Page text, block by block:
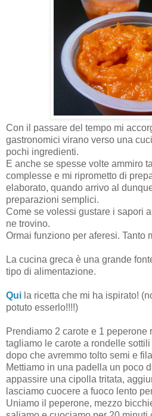
Con il passare del tempo mi
gastronomici virano verso una
pochi ingredienti.
E anche se spesse volte ammiro
complesse e mi riprometto di
elaborato, quando arrivo al
preparazioni semplici.
Come se volessi gustare i sapori
ne trovino.
Ormai funziono per aferesi. Tanto
La cucina greca è una grande
tipo di alimentazione.
Qui la ricetta che mi ha ispirato!
potuto esserlo!!!!)
Prendiamo 2 carote e 1 peperone
tagliamo le carote a rondelle
dopo che avremmo tolto semi e
Mettiamo in una padella un poco
appassire una cipolla tritata,
lasciamo cuocere a fuoco lento
Uniamo il peperone, mezzo